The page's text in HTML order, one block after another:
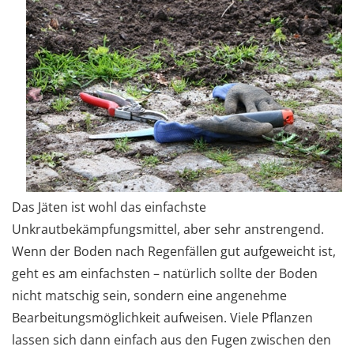
Das Jäten ist wohl das einfachste
Unkrautbekämpfungsmittel, aber sehr anstrengend.
Wenn der Boden nach Regenfällen gut aufgeweicht ist,
geht es am einfachsten – natürlich sollte der Boden
nicht matschig sein, sondern eine angenehme
Bearbeitungsmöglichkeit aufweisen. Viele Pflanzen
lassen sich dann einfach aus den Fugen zwischen den